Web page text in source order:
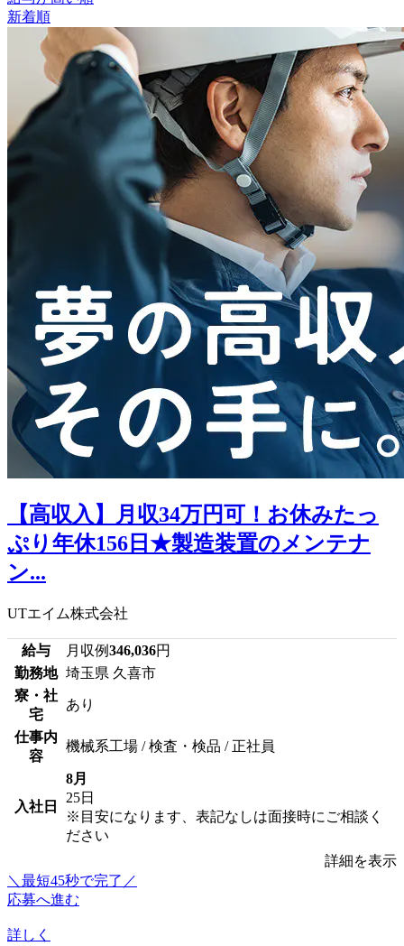
新着順
【高収入】月収34万円可！お休みたっ
ぷり年休156日★製造装置のメンテナ
ン...
UTエイム株式会社
給与 月収例346,036円
勤務地 埼玉県 久喜市
寮・社
宅
あり
仕事内
容
機械系工場 / 検査・検品 / 正社員
入社日
8月
25日
※目安になります、表記なしは面接時にご相談く
ださい
詳細を表示
＼最短45秒で完了／
応募へ進む
詳しく